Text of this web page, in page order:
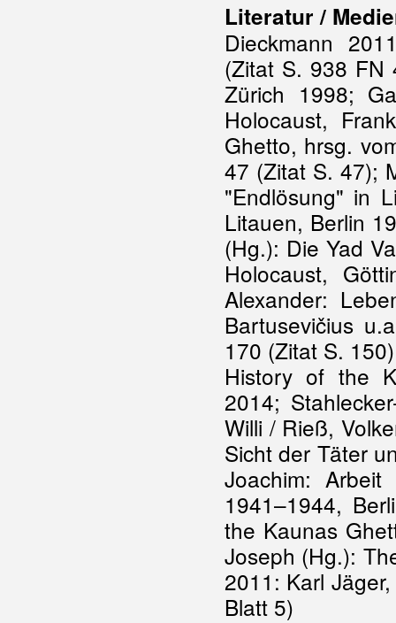
Literatur /
Dieckmann
(Zitat S. 938 FN
Zürich 1998;
Holocaust,
Ghetto, hrsg.
47 (Zitat S. 47);
"Endlösung" in
Litauen, Berlin
(Hg.): Die Yad
Holocaust,
Alexander:
Bartusevičius
170 (Zitat S.
History of the
2014;
Willi / Rieß,
Sicht der Täter
Joachim:
1941–1944,
the Kaunas
Joseph (Hg.):
2011: Karl
Blatt 5)